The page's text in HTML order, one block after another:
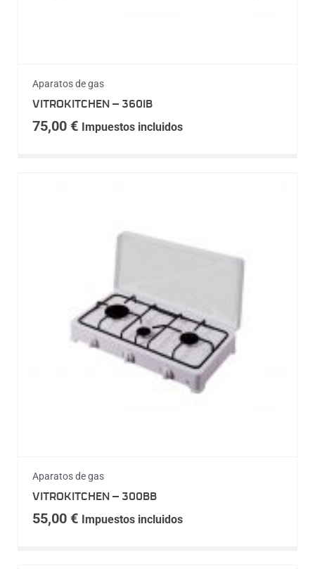
Aparatos de gas
VITROKITCHEN – 360IB
75,00 € Impuestos incluidos
Aparatos de gas
VITROKITCHEN – 300BB
55,00 € Impuestos incluidos